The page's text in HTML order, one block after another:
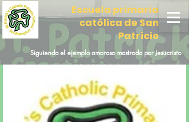
Escuela primaria
católica de San
Patricio
Siguiendo el ejemplo amoroso mostrado por Jesucristo